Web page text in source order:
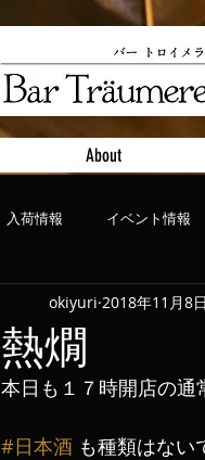
About
入荷情報 イベント情報
ライブ、コンサート
熱燗
okiyuri 2018年11月8日
本日も１７時開店の通
#日本酒 も種類はない